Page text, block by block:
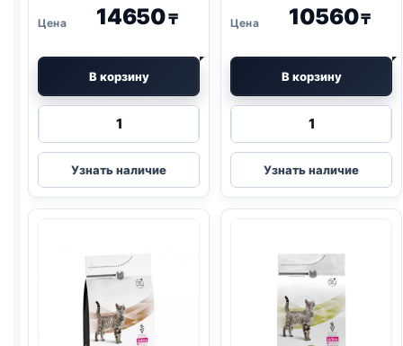
14650₸
В корзину
Количество
Pro
Plan
Vet
1,5кг
Узнать наличие
10560₸
В корзину
Количество
Pro
Plan
Vet
1,5кг
Узнать наличие